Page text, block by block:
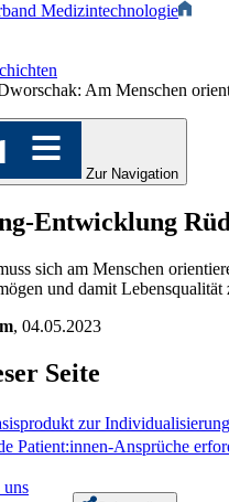
Medizintechnologie
Am Menschen
Zur Navigation
Entwicklung
sich am Menschen
und damit Lebensqualität
, 04.05.2023
Seite
zur Individualisierung
Patient:innen-Ansprüche